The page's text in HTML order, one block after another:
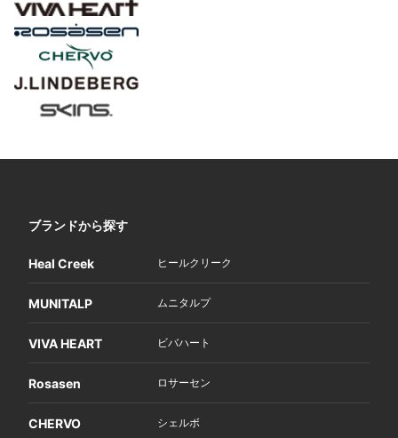
ブランドから探す
Heal Creek ヒールクリーク
MUNITALP ムニタルプ
VIVA HEART ビバハート
Rosasen ロサーセン
CHERVO シェルボ